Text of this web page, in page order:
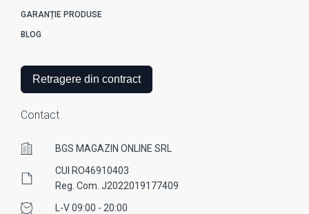
GARANȚIE PRODUSE
BLOG
Retragere din contract
Contact
BGS MAGAZIN ONLINE SRL
CUI RO46910403
Reg. Com. J2022019177409
L-V 09:00 - 20:00